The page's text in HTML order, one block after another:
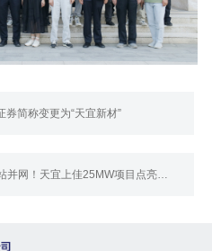
券简称变更为“天宜新材”
下一篇：四川省最大屋顶光伏电站并网！天宜上佳25MW项目点亮绿色未来